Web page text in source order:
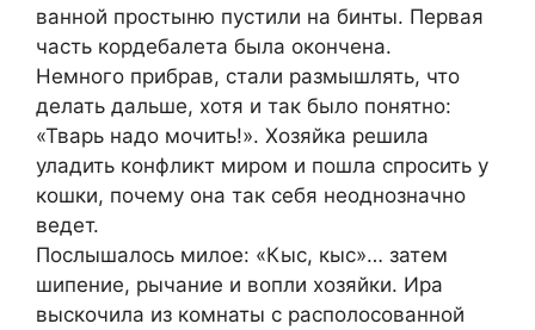
ванной простыню пустили на бинты. Первая
часть кордебалета была окончена.
Немного прибрав, стали размышлять, что
делать дальше, хотя и так было понятно:
«Тварь надо мочить!». Хозяйка решила
уладить конфликт миром и пошла спросить у
кошки, почему она так себя неоднозначно
ведет.
Послышалось милое: «Кыс, кыс»… затем
шипение, рычание и вопли хозяйки. Ира
выскочила из комнаты с располосованной